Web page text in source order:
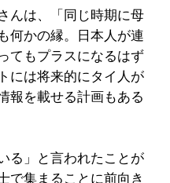
んは、「同じ時期に母
何かの縁。日本人が連
てもプラスになるはず
には将来的にタイ人が
報を載せる計画もある
る」と言われたことが
で集まることに前向き